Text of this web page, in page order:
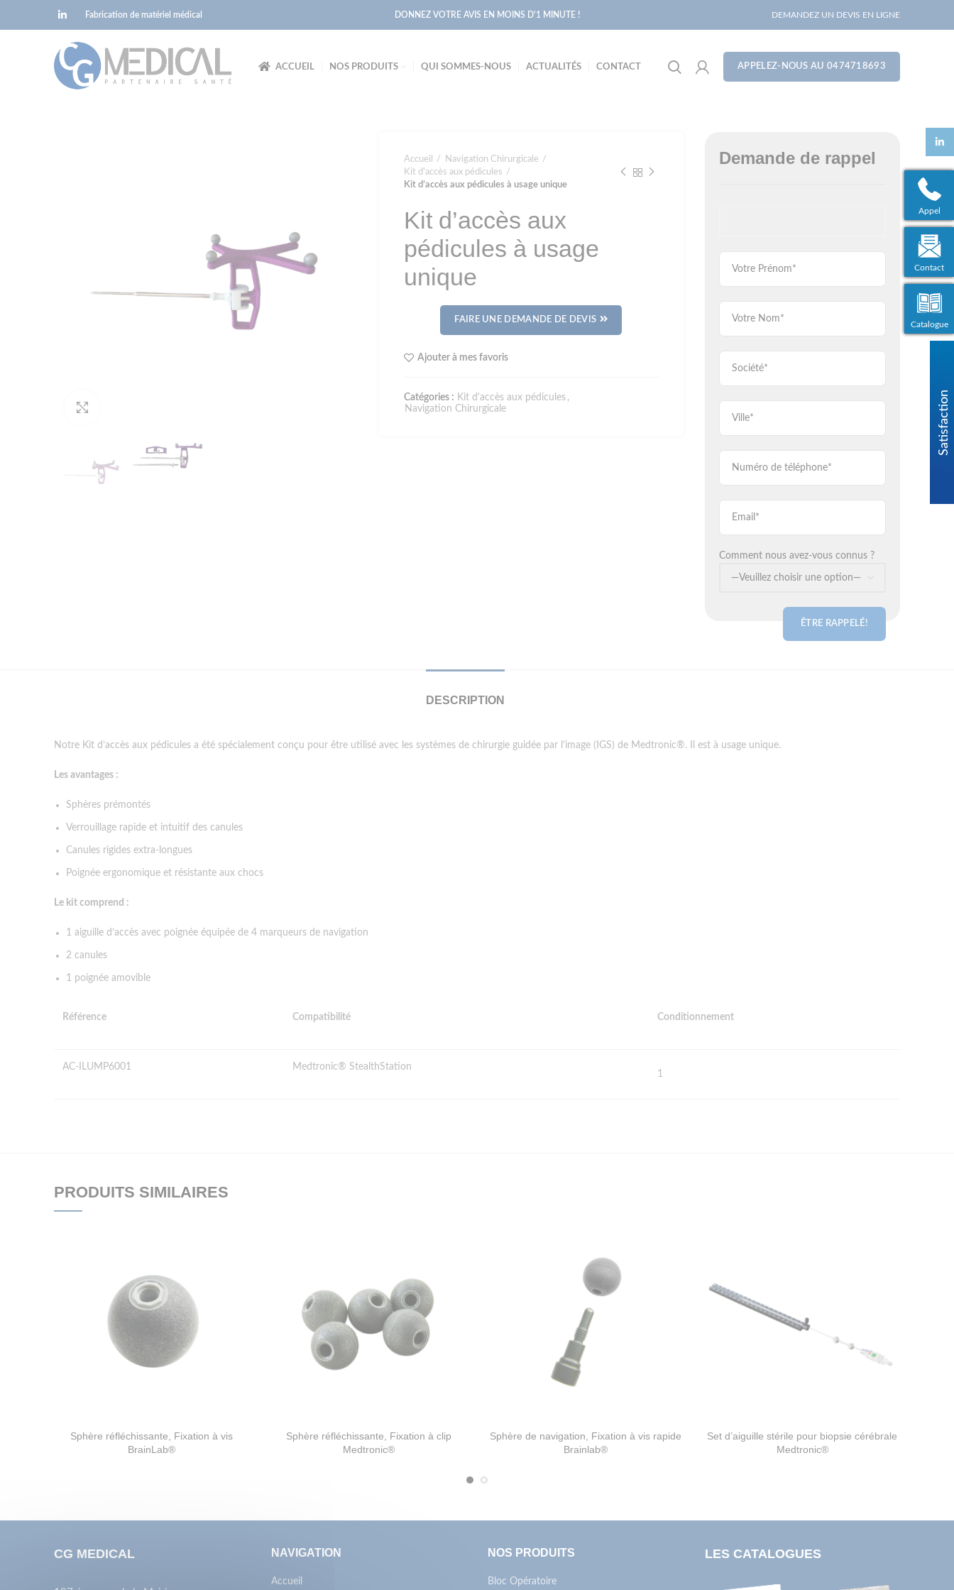
Fabrication de matériel médical DONNEZ VOTRE AVIS EN MOINS D'1 MINUTE ! DEMANDEZ UN DEVIS EN LIGNE
ACCUEIL NOS PRODUITS QUI SOMMES-NOUS ACTUALITÉS CONTACT APPELEZ-NOUS AU 0474718693
Accueil
Navigation Chirurgicale
Kit d'accès aux pédicules
Kit d’accès aux pédicules à usage unique
Kit d’accès aux
pédicules à usage
unique
FAIRE UNE DEMANDE DE DEVIS
Ajouter à mes favoris
Catégories : Kit d'accès aux pédicules ,
Navigation Chirurgicale
Demande de rappel
Comment nous avez-vous connus ?
DESCRIPTION
Notre Kit d’accès aux pédicules a été spécialement conçu pour être utilisé avec les systèmes de chirurgie guidée par l’image (IGS) de Medtronic®. Il est à usage unique.
Les avantages :
Sphères prémontés
Verrouillage rapide et intuitif des canules
Canules rigides extra-longues
Poignée ergonomique et résistante aux chocs
Le kit comprend :
1 aiguille d’accès avec poignée équipée de 4 marqueurs de navigation
2 canules
1 poignée amovible
Référence Compatibilité Conditionnement
AC-ILUMP6001 Medtronic® StealthStation
1
PRODUITS SIMILAIRES
Sphère réfléchissante, Fixation à vis
BrainLab®
Sphère réfléchissante, Fixation à clip
Medtronic®
Sphère de navigation, Fixation à vis rapide
Brainlab®
Set d’aiguille stérile pour biopsie cérébrale
Medtronic®
CG MEDICAL NAVIGATION
Accueil
NOS PRODUITS
Bloc Opératoire
LES CATALOGUES
Appel
Contact
Catalogue
Panneau de gestion des cookies